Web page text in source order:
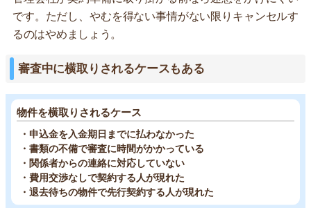
です。ただし、やむを得ない事情がない限りキャンセルす
るのはやめましょう。
審査中に横取りされるケースもある
物件を横取りされるケース
・申込金を入金期日までに払わなかった
・書類の不備で審査に時間がかかっている
・関係者からの連絡に対応していない
・費用交渉なしで契約する人が現れた
・退去待ちの物件で先行契約する人が現れた